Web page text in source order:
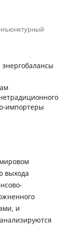
импортеры
выхода
и